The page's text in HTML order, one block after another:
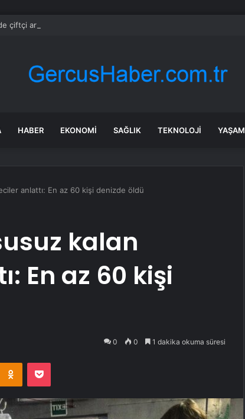
çiftçi artan maliyetler nedeniyle tarlasını boş bıraktı
HABER EKONOMI SAĞLIK TEKNOLOJI YAŞAM
anlattı: En az 60 kişi denizde öldü
kalan
En az 60 kişi
0 0 1 dakika okuma süresi
Odnoklassniki
Pocket